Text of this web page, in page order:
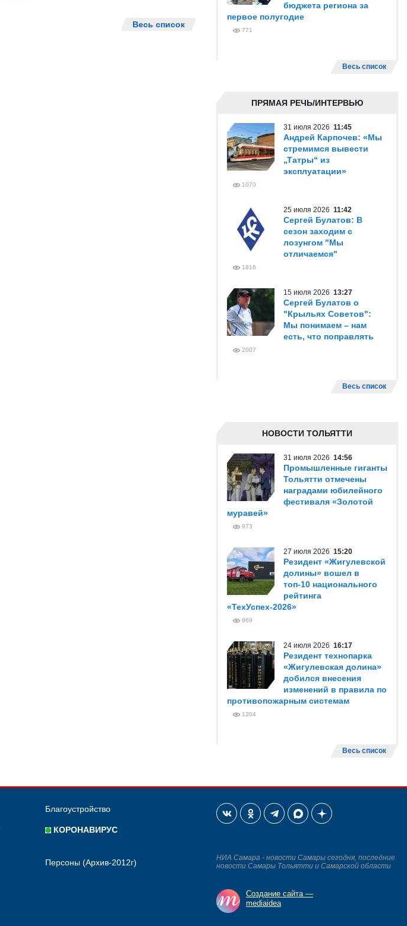
Весь список
бюджета региона за
первое полугодие
771
Весь список
ПРЯМАЯ РЕЧЬ/ИНТЕРВЬЮ
31 июля 2026 11:45
Андрей Карпочев: «Мы
стремимся вывести
„Татры“ из
эксплуатации»
1070
25 июля 2026 11:42
Сергей Булатов: В
сезон заходим с
лозунгом "Мы
отличаемся"
1816
15 июля 2026 13:27
Сергей Булатов о
"Крыльях Советов":
Мы понимаем – нам
есть, что поправлять
2007
Весь список
НОВОСТИ ТОЛЬЯТТИ
31 июля 2026 14:56
Промышленные гиганты
Тольятти отмечены
наградами юбилейного
фестиваля «Золотой
муравей»
973
27 июля 2026 15:20
Резидент «Жигулевской
долины» вошел в
топ-10 национального
рейтинга
«ТехУспех-2026»
969
24 июля 2026 16:17
Резидент технопарка
«Жигулевская долина»
добился внесения
изменений в правила по
противопожарным системам
1204
Весь список
Благоустройство
КОРОНАВИРУС
Персоны (Архив-2012г)
НИА Самара - новости Самары сегодня, последние
новости Самары Тольятти и Самарской области
Создание сайта —
mediaidea